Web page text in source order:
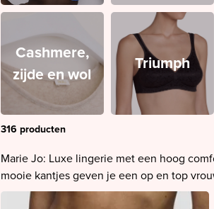
Cashmere,
zijde en wol
Triumph
316 producten
Marie Jo: Luxe lingerie met een hoog
mooie kantjes geven je een op en top